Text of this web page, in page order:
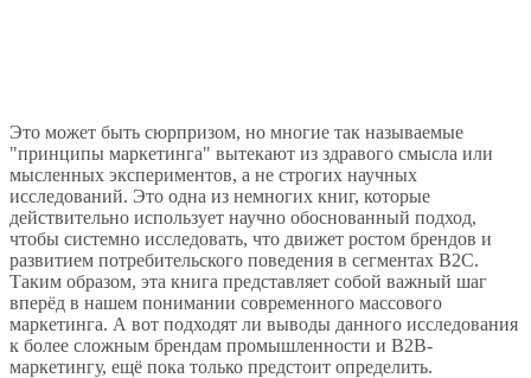
Это может быть сюрпризом, но многие так называемые
"принципы маркетинга" вытекают из здравого смысла или
мысленных экспериментов, а не строгих научных
исследований. Это одна из немногих книг, которые
действительно использует научно обоснованный подход,
чтобы системно исследовать, что движет ростом брендов и
развитием потребительского поведения в сегментах B2C.
Таким образом, эта книга представляет собой важный шаг
вперёд в нашем понимании современного массового
маркетинга. А вот подходят ли выводы данного исследования
к более сложным брендам промышленности и В2В-
маркетингу, ещё пока только предстоит определить.